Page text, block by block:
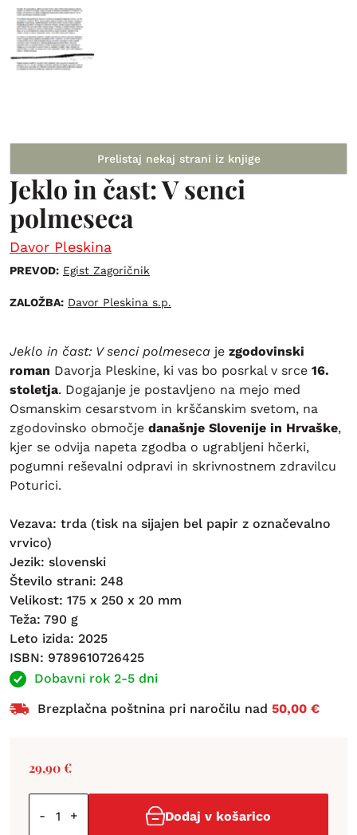
Prelistaj nekaj strani iz knjige
Jeklo in čast: V senci
polmeseca
Davor Pleskina
PREVOD: Egist Zagoričnik
ZALOŽBA: Davor Pleskina s.p.
Jeklo in čast: V senci polmeseca je zgodovinski
roman Davorja Pleskine, ki vas bo posrkal v srce 16.
stoletja. Dogajanje je postavljeno na mejo med
Osmanskim cesarstvom in krščanskim svetom, na
zgodovinsko območje današnje Slovenije in Hrvaške,
kjer se odvija napeta zgodba o ugrabljeni hčerki,
pogumni reševalni odpravi in skrivnostnem zdravilcu
Poturici.
Vezava: trda (tisk na sijajen bel papir z označevalno
vrvico)
Jezik: slovenski
Število strani: 248
Velikost: 175 x 250 x 20 mm
Teža: 790 g
Leto izida: 2025
ISBN: 9789610726425
Dobavni rok 2-5 dni
Brezplačna poštnina pri naročilu nad 50,00 €
29,90€
- + Dodaj v košarico